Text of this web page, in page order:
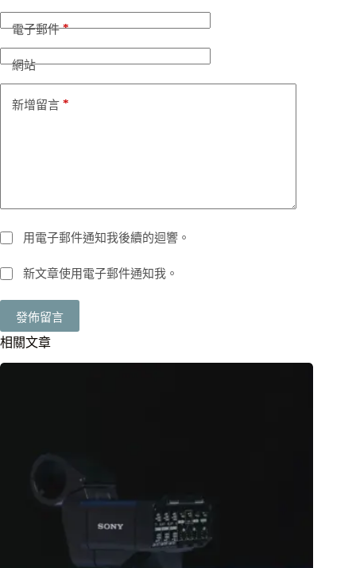
電子郵件*
網站
新增留言 *
用電子郵件通知我後續的迴響。
新文章使用電子郵件通知我。
發佈留言
相關文章